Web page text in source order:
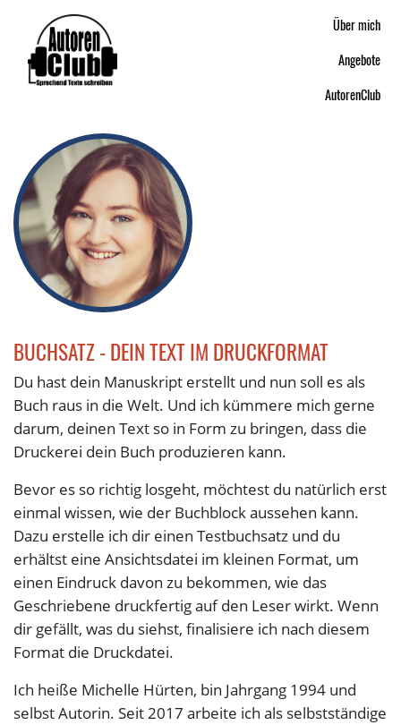
Über mich
Angebote
AutorenClub
BUCHSATZ - DEIN TEXT IM DRUCKFORMAT
Du hast dein Manuskript erstellt und nun soll es als
Buch raus in die Welt. Und ich kümmere mich gerne
darum, deinen Text so in Form zu bringen, dass die
Druckerei dein Buch produzieren kann.
Bevor es so richtig losgeht, möchtest du natürlich erst
einmal wissen, wie der Buchblock aussehen kann.
Dazu erstelle ich dir einen Testbuchsatz und du
erhältst eine Ansichtsdatei im kleinen Format, um
einen Eindruck davon zu bekommen, wie das
Geschriebene druckfertig auf den Leser wirkt. Wenn
dir gefällt, was du siehst, finalisiere ich nach diesem
Format die Druckdatei.
Ich heiße Michelle Hürten, bin Jahrgang 1994 und
selbst Autorin. Seit 2017 arbeite ich als selbstständige